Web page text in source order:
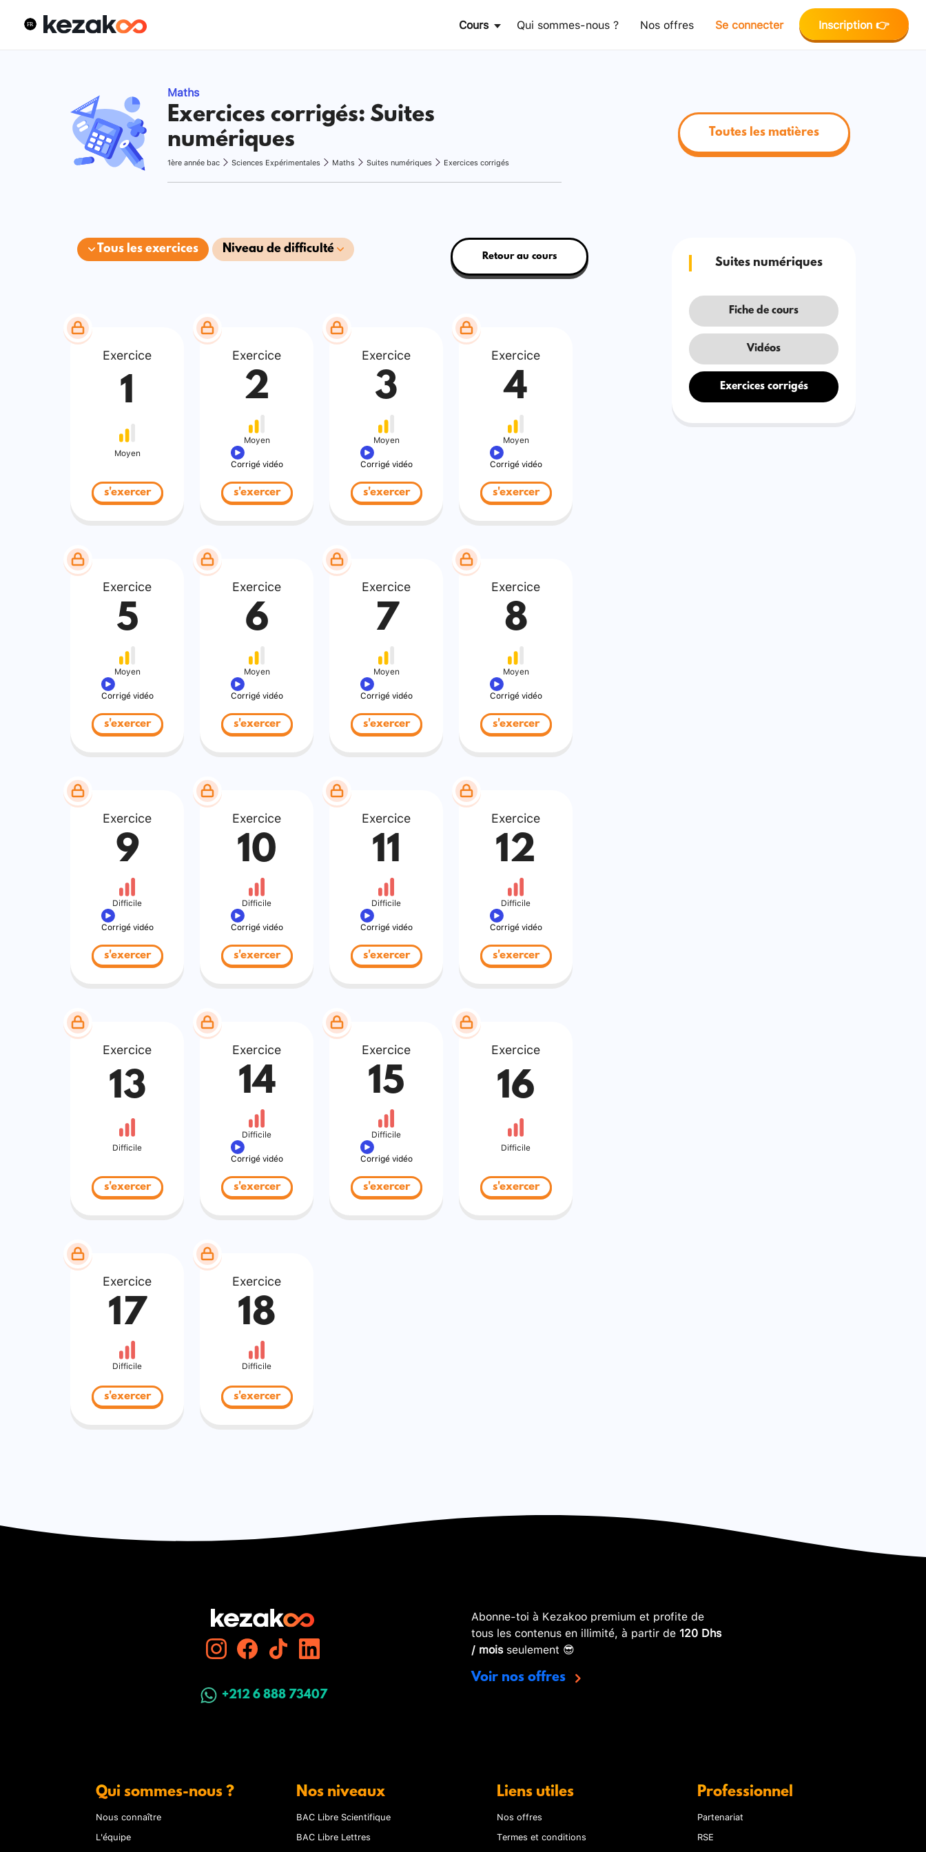
Cours Qui sommes-nous ? Nos offres Se connecter Inscription 👉
Maths
Exercices corrigés: Suites
numériques
1ère année bac Sciences Expérimentales Maths Suites numériques Exercices corrigés
Toutes les matières
Tous les exercices Niveau de difficulté
Retour au cours
Exercice
1
Moyen
s'exercer
Exercice
2
Moyen
Corrigé vidéo
s'exercer
Exercice
3
Moyen
Corrigé vidéo
s'exercer
Exercice
4
Moyen
Corrigé vidéo
s'exercer
Exercice
5
Moyen
Corrigé vidéo
s'exercer
Exercice
6
Moyen
Corrigé vidéo
s'exercer
Exercice
7
Moyen
Corrigé vidéo
s'exercer
Exercice
8
Moyen
Corrigé vidéo
s'exercer
Exercice
9
Difficile
Corrigé vidéo
s'exercer
Exercice
10
Difficile
Corrigé vidéo
s'exercer
Exercice
11
Difficile
Corrigé vidéo
s'exercer
Exercice
12
Difficile
Corrigé vidéo
s'exercer
Exercice
13
Difficile
s'exercer
Exercice
14
Difficile
Corrigé vidéo
s'exercer
Exercice
15
Difficile
Corrigé vidéo
s'exercer
Exercice
16
Difficile
s'exercer
Exercice
17
Difficile
s'exercer
Exercice
18
Difficile
s'exercer
Suites numériques
Fiche de cours
Vidéos
Exercices corrigés
+212 6 888 73407
Abonne-toi à Kezakoo premium et profite de
tous les contenus en illimité, à partir de 120 Dhs
/ moisseulement 😎
Voir nos offres
Qui sommes-nous ?
Nous connaître
L'équipe
Nos niveaux
BAC Libre Scientifique
BAC Libre Lettres
Liens utiles
Nos offres
Termes et conditions
Professionnel
Partenariat
RSE